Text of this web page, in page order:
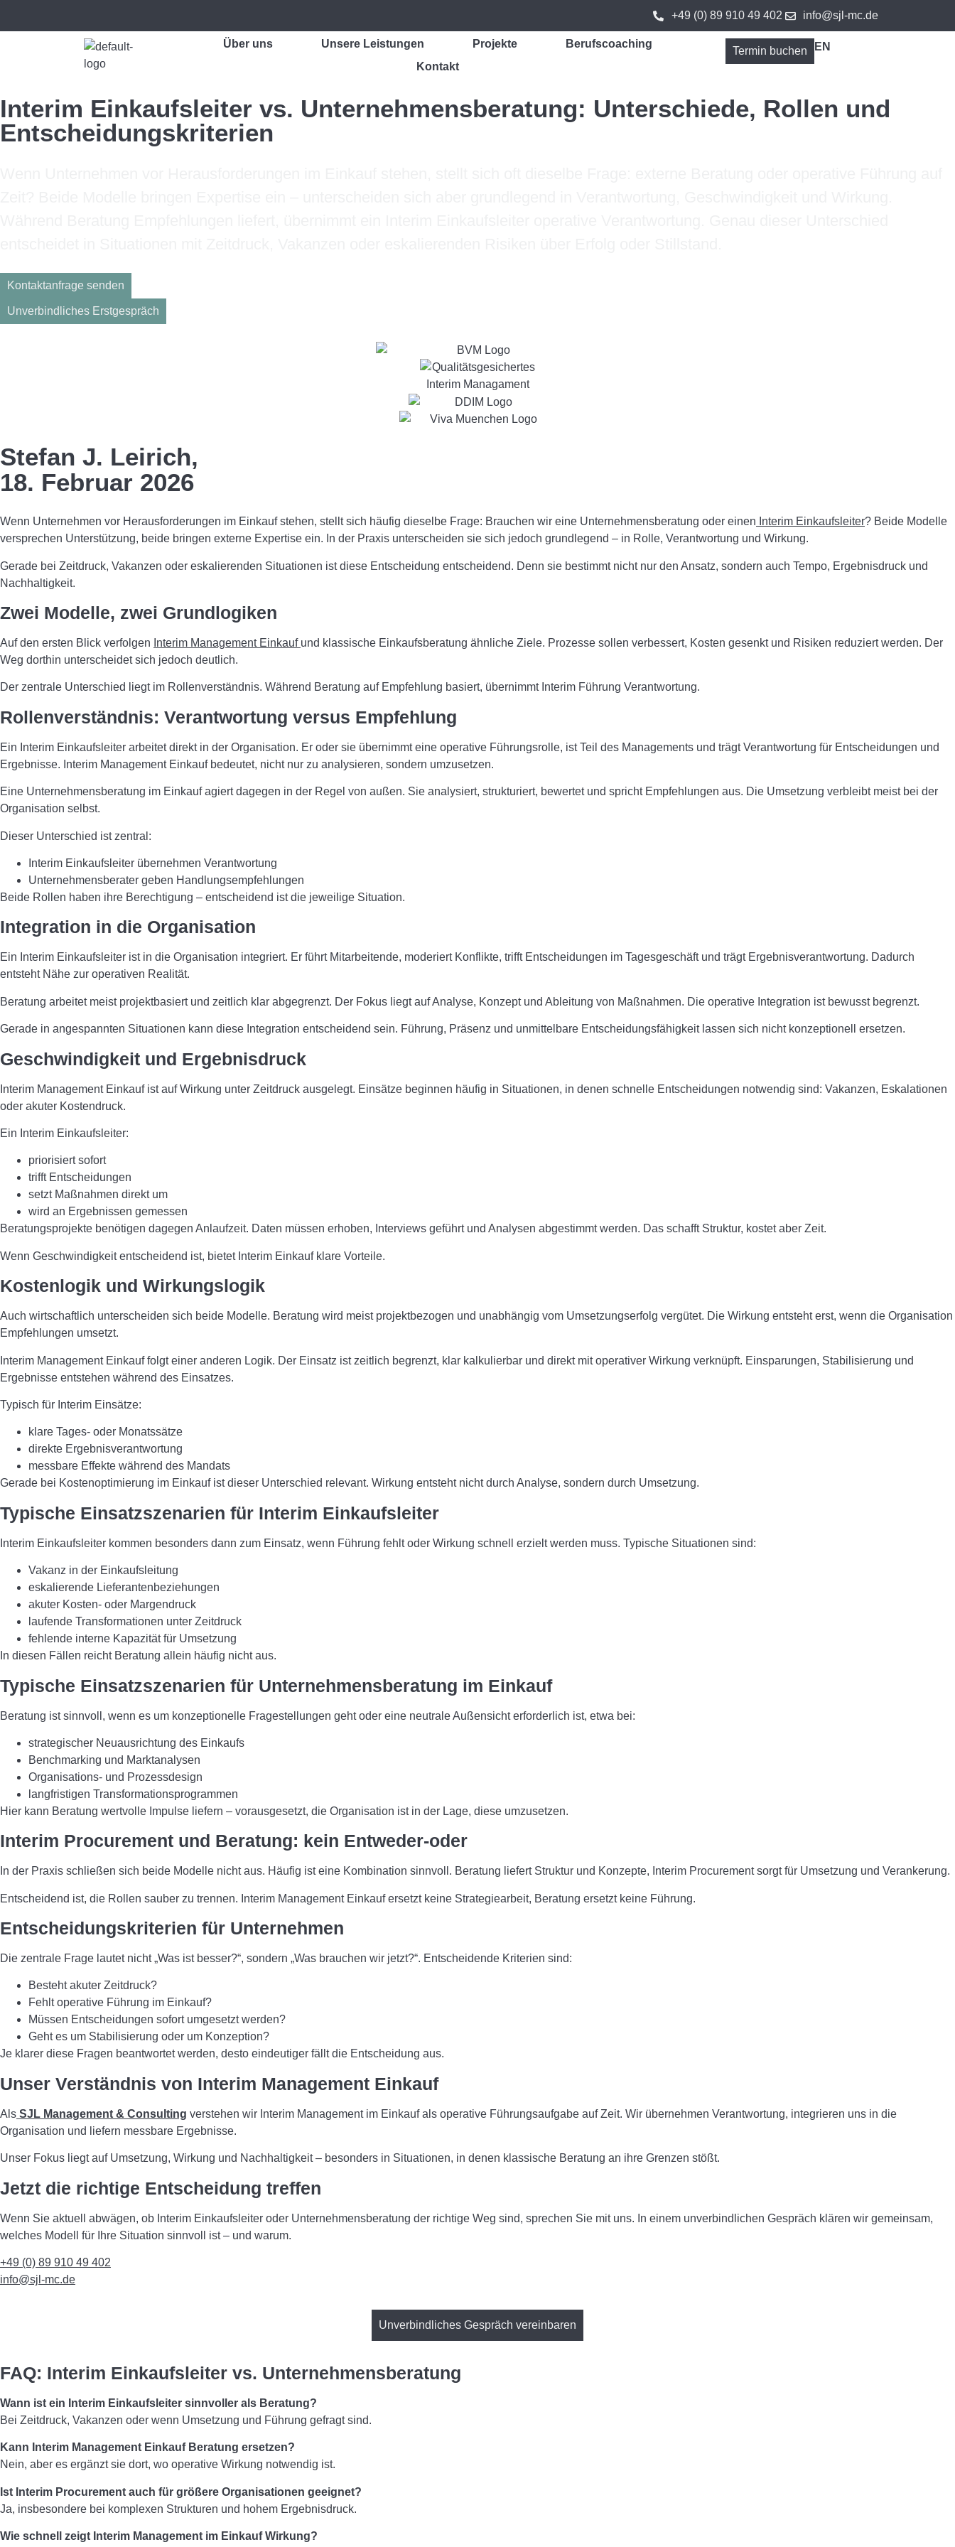
+49 (0) 89 910 49 402 info@sjl-mc.de
Über uns Unsere Leistungen Projekte
Berufscoaching
Kontakt
Termin buchen EN
Interim Einkaufsleiter vs. Unternehmensberatung: Unterschiede, Rollen und
Entscheidungskriterien
Kontaktanfrage senden
Unverbindliches Erstgespräch
Stefan J. Leirich,
18. Februar 2026
Wenn Unternehmen vor Herausforderungen im Einkauf stehen, stellt sich häufig dieselbe Frage: Brauchen wir eine Unternehmensberatung oder einen Interim Einkaufsleiter? Beide Modelle
versprechen Unterstützung, beide bringen externe Expertise ein. In der Praxis unterscheiden sie sich jedoch grundlegend – in Rolle, Verantwortung und Wirkung.
Gerade bei Zeitdruck, Vakanzen oder eskalierenden Situationen ist diese Entscheidung entscheidend. Denn sie bestimmt nicht nur den Ansatz, sondern auch Tempo, Ergebnisdruck und
Nachhaltigkeit.
Zwei Modelle, zwei Grundlogiken
Auf den ersten Blick verfolgen Interim Management Einkauf und klassische Einkaufsberatung ähnliche Ziele. Prozesse sollen verbessert, Kosten gesenkt und Risiken reduziert werden. Der
Weg dorthin unterscheidet sich jedoch deutlich.
Der zentrale Unterschied liegt im Rollenverständnis. Während Beratung auf Empfehlung basiert, übernimmt Interim Führung Verantwortung.
Rollenverständnis: Verantwortung versus Empfehlung
Ein Interim Einkaufsleiter arbeitet direkt in der Organisation. Er oder sie übernimmt eine operative Führungsrolle, ist Teil des Managements und trägt Verantwortung für Entscheidungen und
Ergebnisse. Interim Management Einkauf bedeutet, nicht nur zu analysieren, sondern umzusetzen.
Eine Unternehmensberatung im Einkauf agiert dagegen in der Regel von außen. Sie analysiert, strukturiert, bewertet und spricht Empfehlungen aus. Die Umsetzung verbleibt meist bei der
Organisation selbst.
Dieser Unterschied ist zentral:
Interim Einkaufsleiter übernehmen Verantwortung
Unternehmensberater geben Handlungsempfehlungen
Beide Rollen haben ihre Berechtigung – entscheidend ist die jeweilige Situation.
Integration in die Organisation
Ein Interim Einkaufsleiter ist in die Organisation integriert. Er führt Mitarbeitende, moderiert Konflikte, trifft Entscheidungen im Tagesgeschäft und trägt Ergebnisverantwortung. Dadurch
entsteht Nähe zur operativen Realität.
Beratung arbeitet meist projektbasiert und zeitlich klar abgegrenzt. Der Fokus liegt auf Analyse, Konzept und Ableitung von Maßnahmen. Die operative Integration ist bewusst begrenzt.
Gerade in angespannten Situationen kann diese Integration entscheidend sein. Führung, Präsenz und unmittelbare Entscheidungsfähigkeit lassen sich nicht konzeptionell ersetzen.
Geschwindigkeit und Ergebnisdruck
Interim Management Einkauf ist auf Wirkung unter Zeitdruck ausgelegt. Einsätze beginnen häufig in Situationen, in denen schnelle Entscheidungen notwendig sind: Vakanzen, Eskalationen
oder akuter Kostendruck.
Ein Interim Einkaufsleiter:
priorisiert sofort
trifft Entscheidungen
setzt Maßnahmen direkt um
wird an Ergebnissen gemessen
Beratungsprojekte benötigen dagegen Anlaufzeit. Daten müssen erhoben, Interviews geführt und Analysen abgestimmt werden. Das schafft Struktur, kostet aber Zeit.
Wenn Geschwindigkeit entscheidend ist, bietet Interim Einkauf klare Vorteile.
Kostenlogik und Wirkungslogik
Auch wirtschaftlich unterscheiden sich beide Modelle. Beratung wird meist projektbezogen und unabhängig vom Umsetzungserfolg vergütet. Die Wirkung entsteht erst, wenn die Organisation
Empfehlungen umsetzt.
Interim Management Einkauf folgt einer anderen Logik. Der Einsatz ist zeitlich begrenzt, klar kalkulierbar und direkt mit operativer Wirkung verknüpft. Einsparungen, Stabilisierung und
Ergebnisse entstehen während des Einsatzes.
Typisch für Interim Einsätze:
klare Tages- oder Monatssätze
direkte Ergebnisverantwortung
messbare Effekte während des Mandats
Gerade bei Kostenoptimierung im Einkauf ist dieser Unterschied relevant. Wirkung entsteht nicht durch Analyse, sondern durch Umsetzung.
Typische Einsatzszenarien für Interim Einkaufsleiter
Interim Einkaufsleiter kommen besonders dann zum Einsatz, wenn Führung fehlt oder Wirkung schnell erzielt werden muss. Typische Situationen sind:
Vakanz in der Einkaufsleitung
eskalierende Lieferantenbeziehungen
akuter Kosten- oder Margendruck
laufende Transformationen unter Zeitdruck
fehlende interne Kapazität für Umsetzung
In diesen Fällen reicht Beratung allein häufig nicht aus.
Typische Einsatzszenarien für Unternehmensberatung im Einkauf
Beratung ist sinnvoll, wenn es um konzeptionelle Fragestellungen geht oder eine neutrale Außensicht erforderlich ist, etwa bei:
strategischer Neuausrichtung des Einkaufs
Benchmarking und Marktanalysen
Organisations- und Prozessdesign
langfristigen Transformationsprogrammen
Hier kann Beratung wertvolle Impulse liefern – vorausgesetzt, die Organisation ist in der Lage, diese umzusetzen.
Interim Procurement und Beratung: kein Entweder-oder
In der Praxis schließen sich beide Modelle nicht aus. Häufig ist eine Kombination sinnvoll. Beratung liefert Struktur und Konzepte, Interim Procurement sorgt für Umsetzung und Verankerung.
Entscheidend ist, die Rollen sauber zu trennen. Interim Management Einkauf ersetzt keine Strategiearbeit, Beratung ersetzt keine Führung.
Entscheidungskriterien für Unternehmen
Die zentrale Frage lautet nicht „Was ist besser?“, sondern „Was brauchen wir jetzt?“. Entscheidende Kriterien sind:
Besteht akuter Zeitdruck?
Fehlt operative Führung im Einkauf?
Müssen Entscheidungen sofort umgesetzt werden?
Geht es um Stabilisierung oder um Konzeption?
Je klarer diese Fragen beantwortet werden, desto eindeutiger fällt die Entscheidung aus.
Unser Verständnis von Interim Management Einkauf
Als SJL Management & Consulting verstehen wir Interim Management im Einkauf als operative Führungsaufgabe auf Zeit. Wir übernehmen Verantwortung, integrieren uns in die
Organisation und liefern messbare Ergebnisse.
Unser Fokus liegt auf Umsetzung, Wirkung und Nachhaltigkeit – besonders in Situationen, in denen klassische Beratung an ihre Grenzen stößt.
Jetzt die richtige Entscheidung treffen
Wenn Sie aktuell abwägen, ob Interim Einkaufsleiter oder Unternehmensberatung der richtige Weg sind, sprechen Sie mit uns. In einem unverbindlichen Gespräch klären wir gemeinsam,
welches Modell für Ihre Situation sinnvoll ist – und warum.
+49 (0) 89 910 49 402
info@sjl-mc.de
Unverbindliches Gespräch vereinbaren
FAQ: Interim Einkaufsleiter vs. Unternehmensberatung
Wann ist ein Interim Einkaufsleiter sinnvoller als Beratung?
Bei Zeitdruck, Vakanzen oder wenn Umsetzung und Führung gefragt sind.
Kann Interim Management Einkauf Beratung ersetzen?
Nein, aber es ergänzt sie dort, wo operative Wirkung notwendig ist.
Ist Interim Procurement auch für größere Organisationen geeignet?
Ja, insbesondere bei komplexen Strukturen und hohem Ergebnisdruck.
Wie schnell zeigt Interim Management im Einkauf Wirkung?